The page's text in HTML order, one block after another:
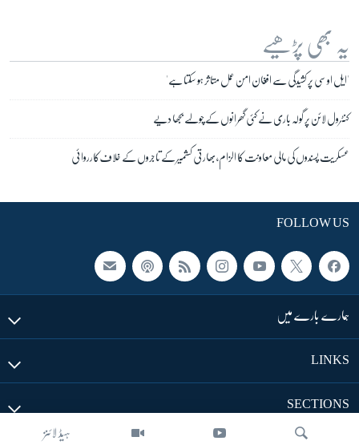
ہیڈ لائنز
یہ بھی پڑھیے
'ایل او سی پر کشیدگی سے افغان امن عمل متاثر ہو سکتا ہے'
کنٹرول لائن پر گولہ باری نے کئی گھرانوں کے چولہے بجھا دیے
عسکریت پسندوں کی مالی معاونت کا الزام، بھارتی کشمیر کے تاجروں کے خلاف کارروائی
FOLLOW US
ہمارے بارے میں
LINKS
SECTIONS